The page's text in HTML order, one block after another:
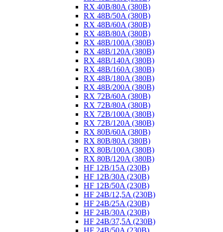
RX 40B/80A (380B)
RX 48B/50A (380B)
RX 48B/60A (380B)
RX 48B/80A (380B)
RX 48B/100A (380B)
RX 48B/120A (380B)
RX 48B/140A (380B)
RX 48B/160A (380B)
RX 48B/180A (380B)
RX 48B/200A (380B)
RX 72B/60A (380B)
RX 72B/80A (380B)
RX 72B/100A (380B)
RX 72B/120A (380B)
RX 80B/60A (380B)
RX 80B/80A (380B)
RX 80B/100A (380B)
RX 80B/120A (380B)
HF 12B/15A (230B)
HF 12B/30A (230B)
HF 12B/50A (230B)
HF 24B/12,5A (230B)
HF 24B/25A (230B)
HF 24B/30A (230B)
HF 24B/37,5A (230B)
HF 24B/50A (230B)